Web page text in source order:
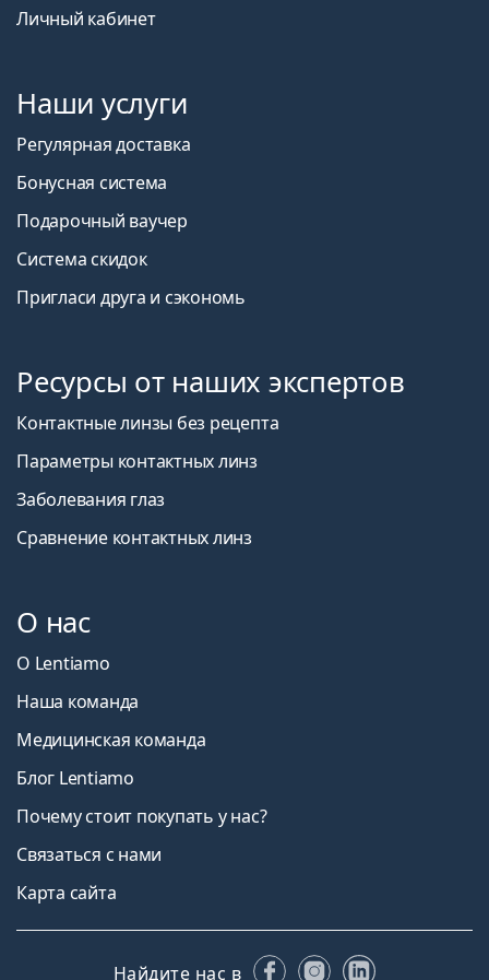
Личный кабинет
Наши услуги
Регулярная доставка
Бонусная система
Подарочный ваучер
Система скидок
Пригласи друга и сэкономь
Ресурсы от наших экспертов
Контактные линзы без рецепта
Параметры контактных линз
Заболевания глаз
Сравнение контактных линз
О нас
О Lentiamo
Наша команда
Медицинская команда
Блог Lentiamo
Почему стоит покупать у нас?
Связаться с нами
Карта сайта
Найдите нас в FacebookInstagram
LinkedIn